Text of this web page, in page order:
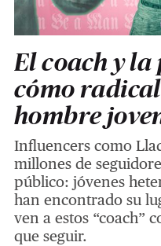
El coach y
cómo
hombre
Influencers como
millones de
público: jóvenes
han encontrado su
ven a estos “coach”
que seguir.